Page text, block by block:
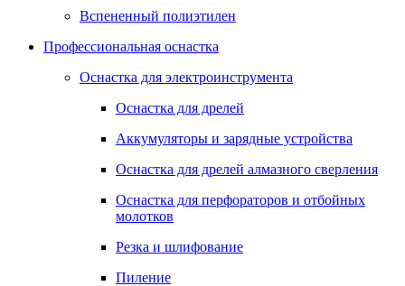
Вспененный полиэтилен
Профессиональная оснастка
Оснастка для электроинструмента
Оснастка для дрелей
Аккумуляторы и зарядные устройства
Оснастка для дрелей алмазного сверления
Оснастка для перфораторов и отбойных
молотков
Резка и шлифование
Пиление